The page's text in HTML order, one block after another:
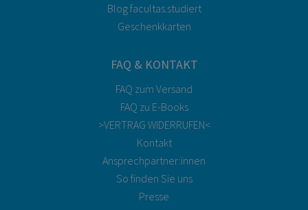
Blog facultas.studiert
Geschenkkarten
FAQ & KONTAKT
FAQ zum Versand
FAQ zu E-Books
>VERTRAG WIDERRUFEN<
Kontakt
Ansprechpartner:innen
So finden Sie uns
Presse